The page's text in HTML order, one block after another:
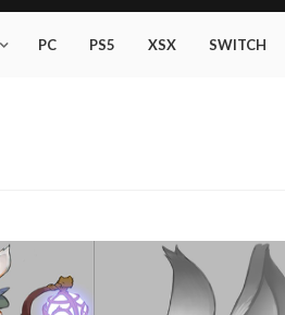
PC PS5 XSX SWITCH